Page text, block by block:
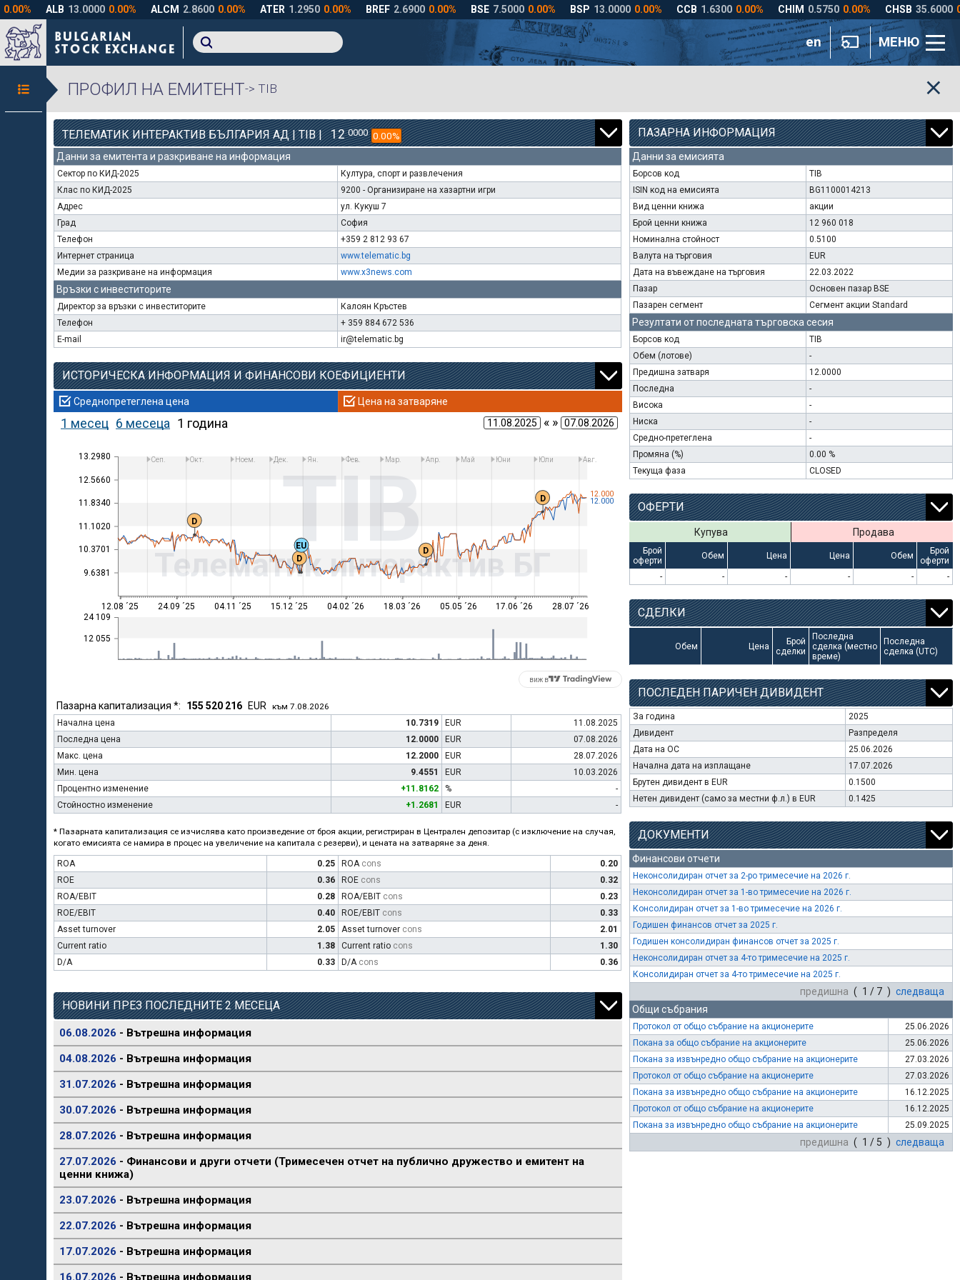
en МЕНЮ
ПРОФИЛ НА ЕМИТЕНТ-> TIB
ТЕЛЕМАТИК ИНТЕРАКТИВ БЪЛГАРИЯ АД | TIB | 12 0000 0.00%
Данни за емитента и разкриване на информация
Сектор по КИД-2025
Култура, спорт и развлечения
Клас по КИД-2025
9200 - Организиране на хазартни игри
Адрес
ул. Кукуш 7
Град
София
Телефон
+359 2 812 93 67
Интернет страница
www.telematic.bg
Медии за разкриване на информация
www.x3news.com
Връзки с инвеститорите
Директор за връзки с инвеститорите
Калоян Кръстев
Телефон
+ 359 884 672 536
E-mail
ir@telematic.bg
ИСТОРИЧЕСКА ИНФОРМАЦИЯ И ФИНАНСОВИ КОЕФИЦИЕНТИ
Среднопретеглена цена Цена на затваряне
1 месец 6 месеца 1 година « »
9.6381
10.3701
11.1020
11.8340
12.5660
13.2980 TIB
Телематик интерактив БГ
12 055
24 109
12.000
12.000
12.08 ´25
Сеп.
24.09 ´25
Окт. Ноем.
04.11 ´25
Дек.
15.12 ´25
Ян. Фев.
04.02 ´26
Мар.
18.03 ´26
Апр. Май
05.05 ´26
Юни
17.06 ´26
Юли
28.07 ´26
Авг.
D
D
EU
D
D
виж в
Пазарна капитализация *: 155 520 216 EUR към 7.08.2026
Начална цена
10.7319 EUR
11.08.2025
Последна цена
12.0000 EUR
07.08.2026
Макс. цена
12.2000 EUR
28.07.2026
Мин. цена
9.4551 EUR
10.03.2026
Процентно изменение
+11.8162 %
-
Стойностно изменение
+1.2681 EUR -
* Пазарната капитализация се изчислява като произведение от броя акции, регистриран в Централен депозитар (с изключение на случая,
когато емисията се намира в процес на увеличение на капитала с резерви), и цената на затваряне за деня.
ROA 0.25 ROA cons
0.20
ROE
0.36 ROE cons
0.32
ROA/EBIT
0.28 ROA/EBIT cons
0.23
ROE/EBIT
0.40 ROE/EBIT cons
0.33
Asset turnover
2.05 Asset turnover cons
2.01
Current ratio
1.38 Current ratio cons
1.30
D/A
0.33 D/A cons 0.36
НОВИНИ ПРЕЗ ПОСЛЕДНИТЕ 2 МЕСЕЦА
06.08.2026 - Вътрешна информация
04.08.2026 - Вътрешна информация
31.07.2026 - Вътрешна информация
30.07.2026 - Вътрешна информация
28.07.2026 - Вътрешна информация
27.07.2026 - Финансови и други отчети (Тримесечен отчет на публично дружество и емитент на
ценни книжа)
23.07.2026 - Вътрешна информация
22.07.2026 - Вътрешна информация
17.07.2026 - Вътрешна информация
16.07.2026 - Вътрешна информация
ПАЗАРНА ИНФОРМАЦИЯ
Данни за емисията
Борсов код
TIB
ISIN код на емисията
BG1100014213
Вид ценни книжа
акции
Брой ценни книжа
12 960 018
Номинална стойност
0.5100
Валута на търговия
EUR
Дата на въвеждане на търговия
22.03.2022
Пазар
Основен пазар BSE
Пазарен сегмент
Сегмент акции Standard
Резултати от последната търговска сесия
Борсов код
TIB
Обем (лотове)
-
Предишна затваря
12.0000
Последна
-
Висока
-
Ниска
-
Средно-претеглена
-
Промяна (%)
0.00 %
Текуща фаза
CLOSED
ОФЕРТИ
Купува Продава
Брой
оферти
Обем Цена Цена Обем
Брой
оферти
-
- - - - -
СДЕЛКИ
Обем Цена
Брой
сделки
Последна
сделка (местно
време)
Последна
сделка (UTC)
ПОСЛЕДЕН ПАРИЧЕН ДИВИДЕНТ
За година
2025
Дивидент
Разпределя
Дата на ОС
25.06.2026
Начална дата на изплащане
17.07.2026
Брутен дивидент в EUR
0.1500
Нетен дивидент (само за местни ф.л.) в EUR
0.1425
ДОКУМЕНТИ
Финансови отчети
Неконсолидиран отчет за 2-ро тримесечие на 2026 г.
Неконсолидиран отчет за 1-во тримесечие на 2026 г.
Консолидиран отчет за 1-во тримесечие на 2026 г.
Годишен финансов отчет за 2025 г.
Годишен консолидиран финансов отчет за 2025 г.
Неконсолидиран отчет за 4-то тримесечие на 2025 г.
Консолидиран отчет за 4-то тримесечие на 2025 г.
предишна ( 1 / 7 ) следваща
Общи събрания
Протокол от общо събрание на акционерите
25.06.2026
Покана за общо събрание на акционерите
25.06.2026
Покана за извънредно общо събрание на акционерите
27.03.2026
Протокол от общо събрание на акционерите
27.03.2026
Покана за извънредно общо събрание на акционерите
16.12.2025
Протокол от общо събрание на акционерите
16.12.2025
Покана за извънредно общо събрание на акционерите
25.09.2025
предишна ( 1 / 5 ) следваща